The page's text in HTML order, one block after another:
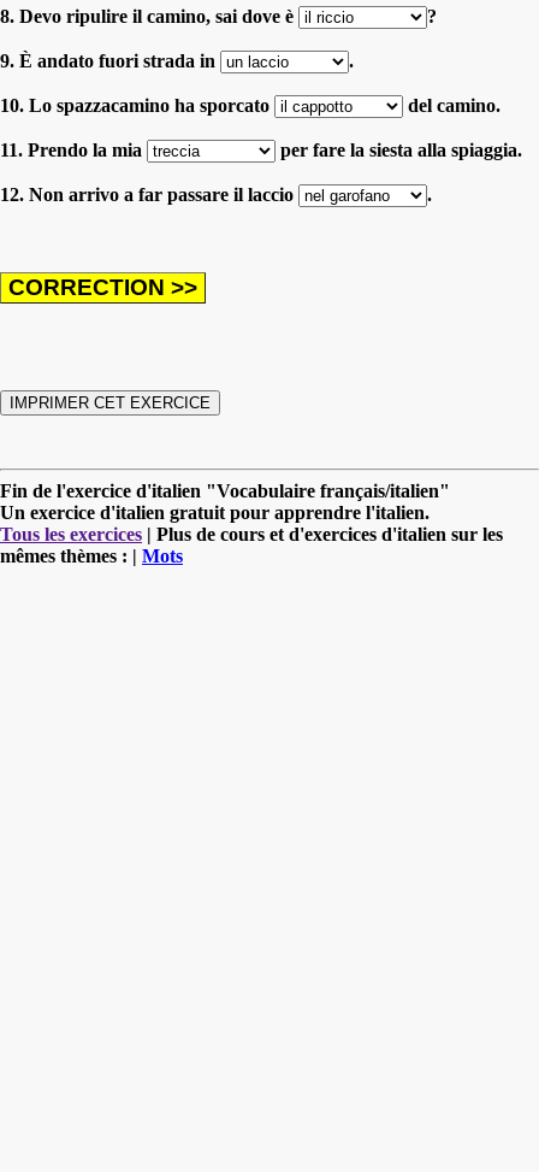
8. Devo ripulire il camino, sai dove è ?
9. È andato fuori strada in .
10. Lo spazzacamino ha sporcato del camino.
11. Prendo la mia per fare la siesta alla spiaggia.
12. Non arrivo a far passare il laccio .
Fin de l'exercice d'italien "Vocabulaire français/italien"
Un exercice d'italien gratuit pour apprendre l'italien.
Tous les exercices | Plus de cours et d'exercices d'italien sur les
mêmes thèmes : | Mots